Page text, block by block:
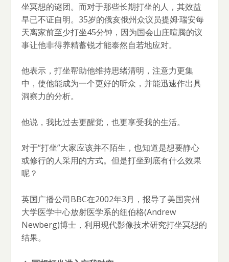
坐冥想的谜团。而对于那些长期打坐的人，其效益
早已不证自明。35岁的俄亥俄州众议员提姆·瑞安每
天离家前至少打坐45分钟，因为国会山庄喧腾的议
事让他非得养精蓄锐才能泰然自若地应对。
他表示，打坐帮助他维持思绪清明，注意力更集
中，使他能成为一个更好的听众，并能迅速作出具
洞察力的分析。
他说，我比过去更醒觉，也更享受我的生活。
对于“打坐”大家应该并不陌生，也知道是想要静心
或修行的人采用的方式。但是打坐到底有什么效果
呢？
英国广播公司BBC在2002年3月，报导了美国宾州
大学医学中心放射医学系的纽伯格(Andrew
Newberg)博士，利用现代影像技术研究打坐冥想的
结果。